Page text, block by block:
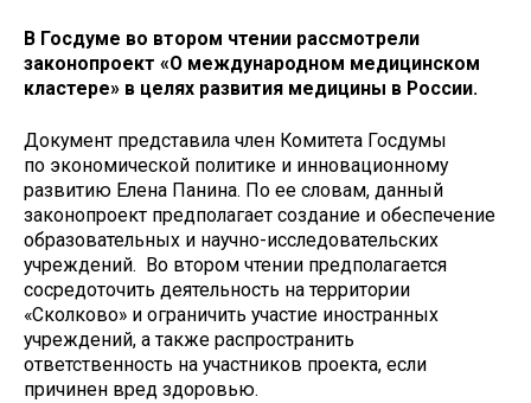
В Госдуме во втором чтении рассмотрели
законопроект «О международном медицинском
кластере» в целях развития медицины в России.
Документ представила член Комитета Госдумы
по экономической политике и инновационному
развитию Елена Панина. По ее словам, данный
законопроект предполагает создание и обеспечение
образовательных и научно-исследовательских
учреждений. Во втором чтении предполагается
сосредоточить деятельность на территории
«Сколково» и ограничить участие иностранных
учреждений, а также распространить
ответственность на участников проекта, если
причинен вред здоровью.